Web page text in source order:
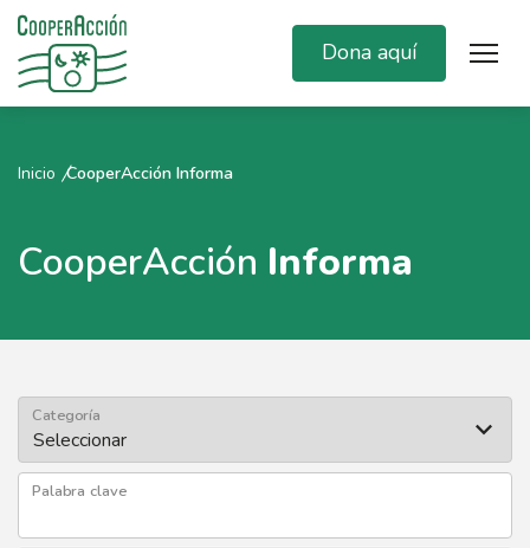
Dona aquí
Inicio CooperAcción Informa
CooperAcción Informa
Categoría
Palabra clave